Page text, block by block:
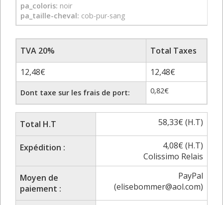
pa_coloris: noir
pa_taille-cheval: cob-pur-sang
TVA 20%
Total Taxes
12,48€ 12,48€
Dont taxe sur les frais de port: 0,82€
Total H.T 58,33€ (H.T)
Expédition : 4,08€ (H.T)
Colissimo Relais
Moyen de
paiement :
PayPal
(elisebommer@aol.com)